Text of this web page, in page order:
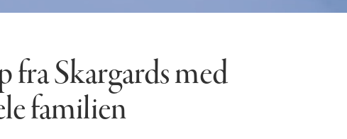
fra Skargards med
familien